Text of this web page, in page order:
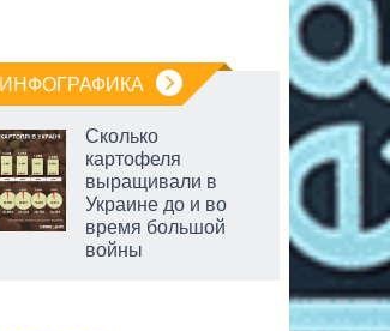
ИНФОГРАФИКА
Сколько
картофеля
выращивали в
Украине до и во
время большой
войны